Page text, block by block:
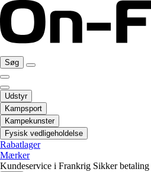
Søg
Udstyr
Kampsport
Kampekunster
Fysisk vedligeholdelse
Rabatlager
Mærker
Kundeservice i Frankrig Sikker betaling